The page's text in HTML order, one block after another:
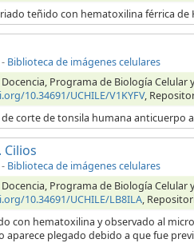
teñido con hematoxilina férrica
- Biblioteca de imágenes celulares
Programa de Biología Celular
10.34691/UCHILE/V1KYFV,
corte de tonsila humana anticuerpo
- Biblioteca de imágenes celulares
Programa de Biología Celular
10.34691/UCHILE/LB8ILA,
con hematoxilina y observado al
aparece plegado debido a que fue